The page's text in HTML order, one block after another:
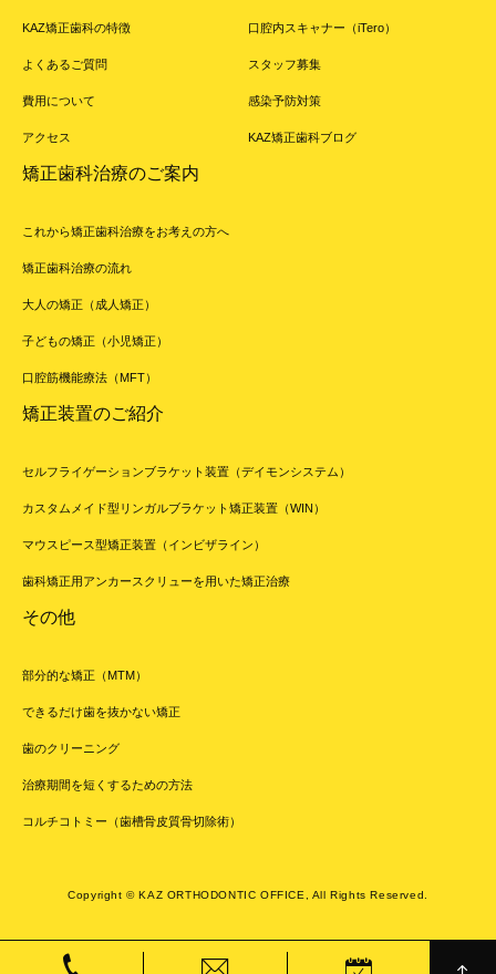
KAZ矯正歯科の特徴
よくあるご質問
費用について
アクセス
口腔内スキャナー（iTero）
スタッフ募集
感染予防対策
KAZ矯正歯科ブログ
矯正歯科治療のご案内
これから矯正歯科治療をお考えの方へ
矯正歯科治療の流れ
大人の矯正（成人矯正）
子どもの矯正（小児矯正）
口腔筋機能療法（MFT）
矯正装置のご紹介
セルフライゲーションブラケット装置（デイモンシステム）
カスタムメイド型リンガルブラケット矯正装置（WIN）
マウスピース型矯正装置（インビザライン）
歯科矯正用アンカースクリューを用いた矯正治療
その他
部分的な矯正（MTM）
できるだけ歯を抜かない矯正
歯のクリーニング
治療期間を短くするための方法
コルチコトミー（歯槽骨皮質骨切除術）
Copyright © KAZ ORTHODONTIC OFFICE, All Rights Reserved.